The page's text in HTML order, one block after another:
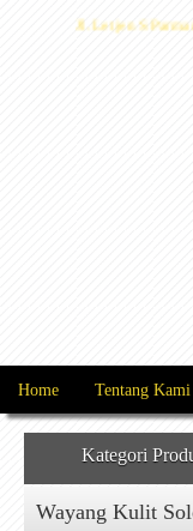
Jl. Letjen S
Home Tentang Kami
Kategori
Wayang Kulit